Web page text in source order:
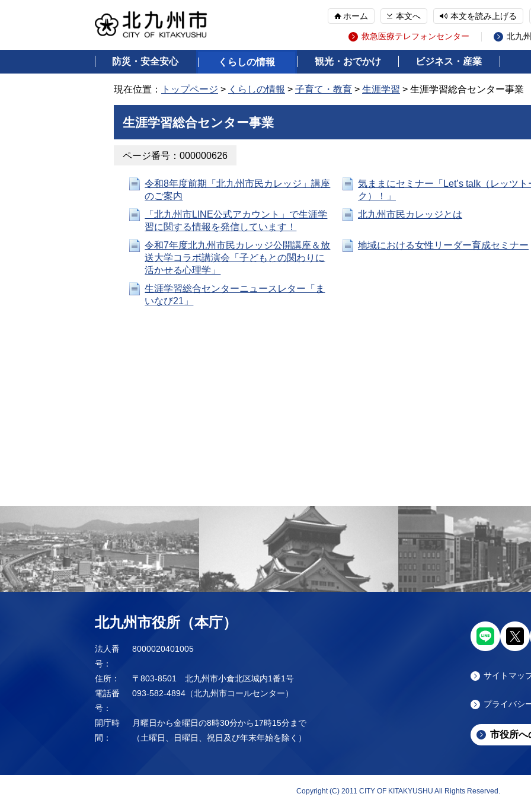
ホーム 本文へ 本文を読み上げる
救急医療テレフォンセンター 北九
防災・安全安心 くらしの情報 観光・おでかけ ビジネス・産業
現在位置： トップページ > くらしの情報 > 子育て・教育 > 生涯学習 > 生涯学習総合センター事業
生涯学習総合センター事業
ページ番号：000000626
令和8年度前期「北九州市民カレッジ」講座
のご案内
気ままにセミナー「Let’s talk（レッツト
ク）！」
「北九州市LINE公式アカウント」で生涯学
習に関する情報を発信しています！
北九州市民カレッジとは
令和7年度北九州市民カレッジ公開講座＆放
送大学コラボ講演会「子どもとの関わりに
活かせる心理学」
地域における女性リーダー育成セミナー
生涯学習総合センターニュースレター「ま
いなび21」
北九州市役所（本庁）
法人番
号：
8000020401005
住所：
〒803-8501 北九州市小倉北区城内1番1号
電話番
号：
093-582-4894（北九州市コールセンター）
開庁時
間：
月曜日から金曜日の8時30分から17時15分まで
（土曜日、日曜日、祝日及び年末年始を除く）
サイトマッ
プライバシ
市役所へ
Copyright (C) 2011 CITY OF KITAKYUSHU All Rights Reserved.